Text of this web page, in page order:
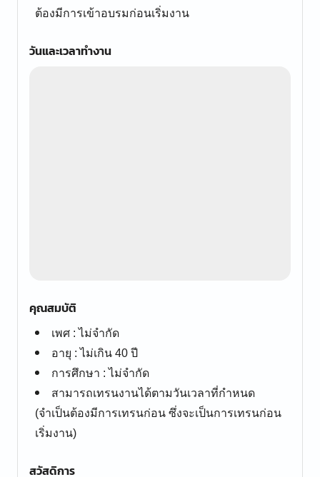
ต้องมีการเข้าอบรมก่อนเริ่มงาน
วันและเวลาทำงาน
คุณสมบัติ
เพศ : ไม่จำกัด
อายุ : ไม่เกิน 40 ปี
การศึกษา : ไม่จำกัด
สามารถเทรนงานได้ตามวันเวลาที่กำหนด
(จำเป็นต้องมีการเทรนก่อน ซึ่งจะเป็นการเทรนก่อน
เริ่มงาน)
สวัสดิการ